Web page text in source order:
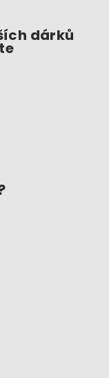
dárků